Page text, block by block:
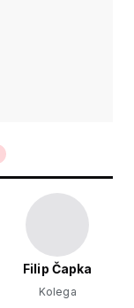
Filip Čapka
Kolega